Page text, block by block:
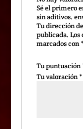
Sé el primero
sin aditivos.
Tu dirección
publicada. Los
marcados con*
Tu puntuación
Tu valoración*